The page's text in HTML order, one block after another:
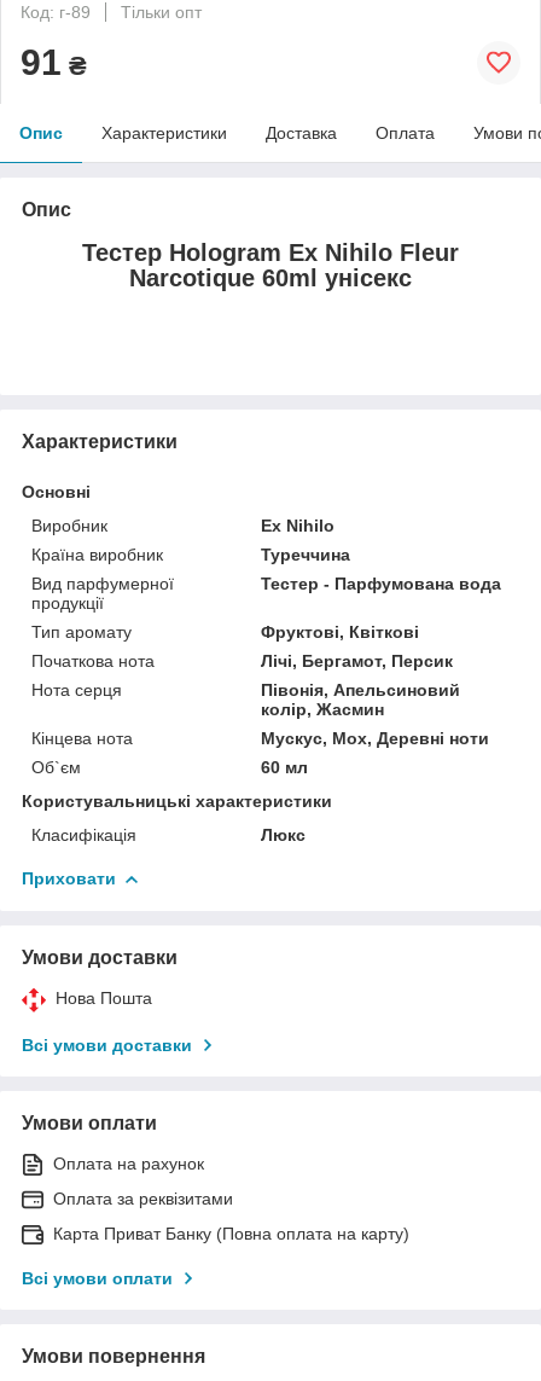
Код: г-89
Тільки опт
91 ₴
Опис Характеристики Доставка Оплата Умови
Опис
Тестер Hologram Ex Nihilo Fleur
Narcotique 60ml унісекс
Характеристики
Основні
Виробник
Ex Nihilo
Країна виробник
Туреччина
Вид парфумерної
продукції
Тестер - Парфумована вода
Тип аромату
Фруктові, Квіткові
Початкова нота
Лічі, Бергамот, Персик
Нота серця
Півонія, Апельсиновий
колір, Жасмин
Кінцева нота
Мускус, Мох, Деревні ноти
Об`єм
60 мл
Користувальницькі характеристики
Класифікація
Люкс
Приховати
Умови доставки
Нова Пошта
Всі умови доставки
Умови оплати
Оплата на рахунок
Оплата за реквізитами
Карта Приват Банку (Повна оплата на карту)
Всі умови оплати
Умови повернення